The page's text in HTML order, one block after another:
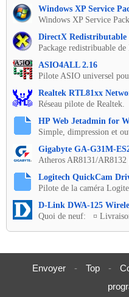
Windows XP Service
Windows XP Service
DirectX Redistributable
Package redistribuable
ASIO4ALL 2.16
Pilote ASIO universel
Realtek RTL81xx
Réseau pilote de Realtek.
HP Web Jetadmin for
Simple, dimpression et
Gigabyte GA-G31M-
Atheros AR8131/
Logitech QuickCam
Pilote de la caméra
D-Link DWA-125
Quoi de neuf: ¤
Envoyer - Top -